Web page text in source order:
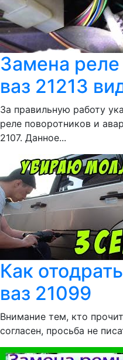
Замена реле
ваз 21213
За правильную работу
реле поворотников и
2107. Данное...
Как
ваз 21099
Внимание тем, кто
согласен, просьба не